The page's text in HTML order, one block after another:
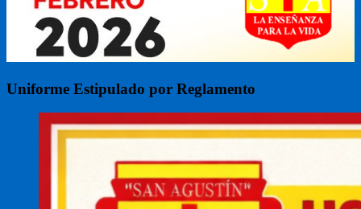
Uniforme Estipulado por Reglamento